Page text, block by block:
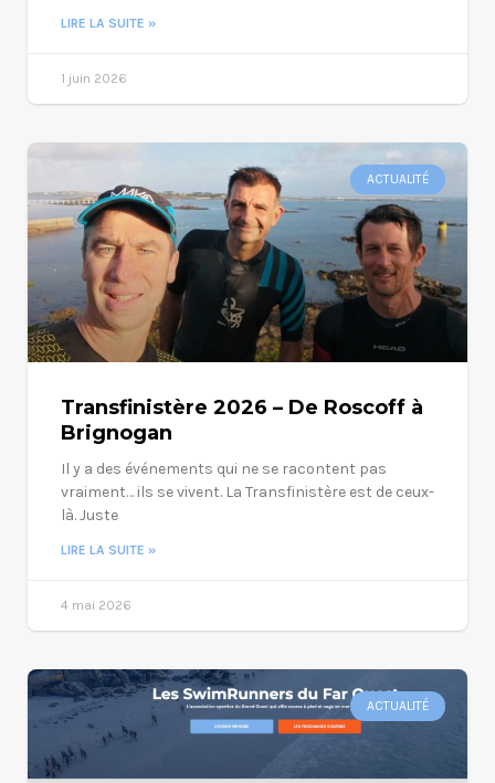
LIRE LA SUITE »
1 juin 2026
ACTUALITÉ
Transfinistère 2026 – De Roscoff à
Brignogan
Il y a des événements qui ne se racontent pas
vraiment… ils se vivent. La Transfinistère est de ceux-
là. Juste
LIRE LA SUITE »
4 mai 2026
ACTUALITÉ